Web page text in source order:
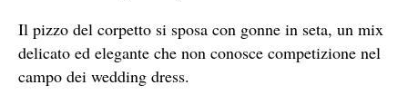
Il pizzo del corpetto si sposa con gonne in seta, un mix
delicato ed elegante che non conosce competizione nel
campo dei wedding dress.